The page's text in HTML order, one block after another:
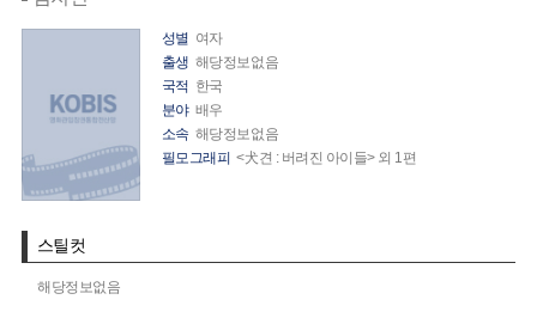
성별 여자
출생 해당정보없음
국적 한국
분야 배우
소속 해당정보없음
필모그래피 <犬견 : 버려진 아이들> 외 1편
스틸컷
해당정보없음